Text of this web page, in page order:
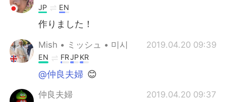
JP EN
作りました！
Mish • ミッシュ • 미시 2019.04.20 09:39
EN FRJPKR
@仲良夫婦 😊
仲良夫婦 2019.04.20 09:37